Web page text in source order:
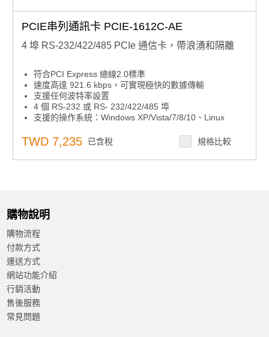
PCIE串列通訊卡 PCIE-1612C-AE
4 埠 RS-232/422/485 PCIe 通信卡，帶浪湧和隔離
符合PCI Express 總線2.0標準
速度高達 921.6 kbps，可實現極快的數據傳輸
支援任何波特率設置
4 個 RS-232 或 RS- 232/422/485 埠
支援的操作系統：Windows XP/Vista/7/8/10、Linux
TWD 7,235 已含稅 規格比較
購物說明
購物流程
付款方式
運送方式
網站功能介紹
行銷活動
售後服務
常見問題